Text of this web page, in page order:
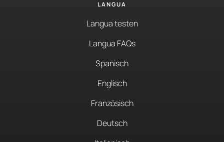
LANGUA
Langua testen
Langua FAQs
Spanisch
Englisch
Französisch
Deutsch